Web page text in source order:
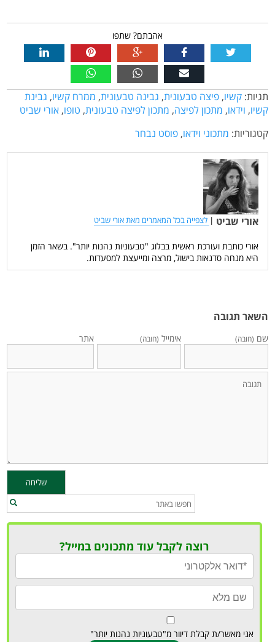
אהבתם? שתפו
תגיות: קשיו,פיצה טבעונית, גבינה טבעונית, ממרח קשיו, גבינת
קשיו, וידאו, מתכון לפיצה, מתכון לפיצה טבעונית, טופו,אורי שביט
קטגוריות: מתכוני וידאו, פוסט נבחר
אורי שביט | לצפייה בכל המאמרים מאת אורי שביט
אורי כותבת ועורכת ראשית בבלוג "טבעוניות נהנות יותר". בשאר הזמן
היא מנחה סדנאות בישול, מרצה ומייעצת למסעדות.
השאר תגובה
שם (חובה) אימייל (חובה) אתר
רוצה לקבל עוד מתכונים במייל?
אני מאשר/ת קבלת דיוור מ"טבעוניות נהנות יותר"